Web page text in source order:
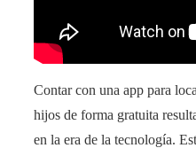
Contar con una app para
hijos de forma gratuita
en la era de la tecnología.